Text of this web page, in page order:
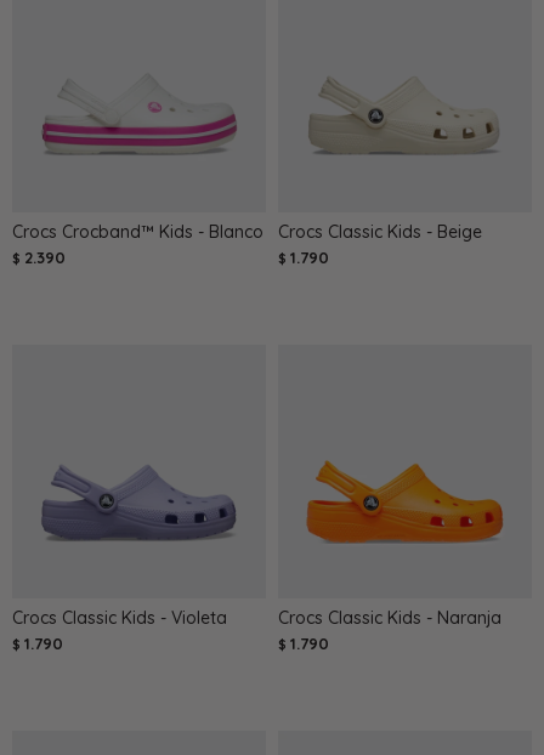
Crocs Crocband™ Kids - Blanco
$ 2.390
Crocs Classic Kids - Beige
$ 1.790
Crocs Classic Kids - Violeta
$ 1.790
Crocs Classic Kids - Naranja
$ 1.790